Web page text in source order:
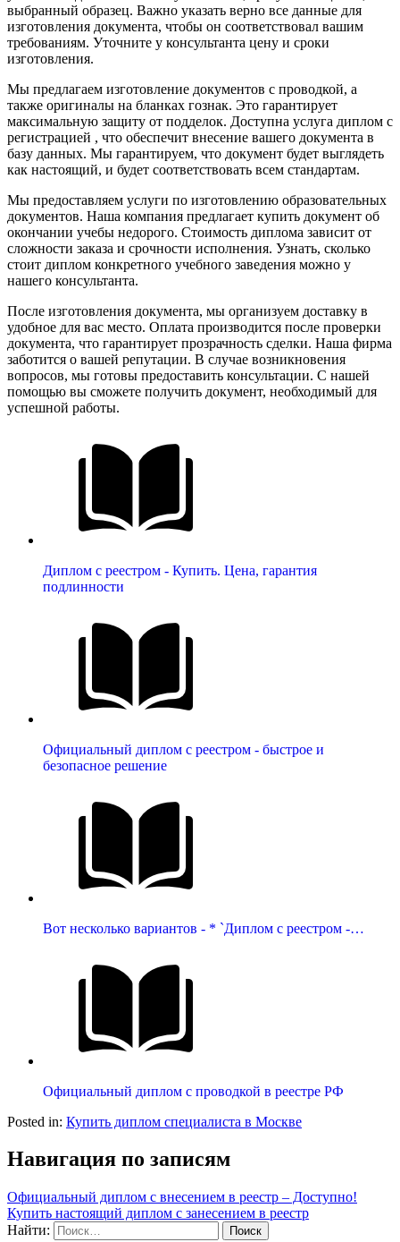
выбранный образец. Важно указать верно все данные для
изготовления документа, чтобы он соответствовал вашим
требованиям. Уточните у консультанта цену и сроки
изготовления.
Мы предлагаем изготовление документов с проводкой, а
также оригиналы на бланках гознак. Это гарантирует
максимальную защиту от подделок. Доступна услуга диплом с
регистрацией , что обеспечит внесение вашего документа в
базу данных. Мы гарантируем, что документ будет выглядеть
как настоящий, и будет соответствовать всем стандартам.
Мы предоставляем услуги по изготовлению образовательных
документов. Наша компания предлагает купить документ об
окончании учебы недорого. Стоимость диплома зависит от
сложности заказа и срочности исполнения. Узнать, сколько
стоит диплом конкретного учебного заведения можно у
нашего консультанта.
После изготовления документа, мы организуем доставку в
удобное для вас место. Оплата производится после проверки
документа, что гарантирует прозрачность сделки. Наша фирма
заботится о вашей репутации. В случае возникновения
вопросов, мы готовы предоставить консультации. С нашей
помощью вы сможете получить документ, необходимый для
успешной работы.
Диплом с реестром - Купить. Цена, гарантия
подлинности
Официальный диплом с реестром - быстрое и
безопасное решение
Вот несколько вариантов - * `Диплом с реестром -…
Официальный диплом с проводкой в реестре РФ
Posted in: Купить диплом специалиста в Москве
Навигация по записям
Официальный диплом с внесением в реестр – Доступно!
Купить настоящий диплом с занесением в реестр
Найти: